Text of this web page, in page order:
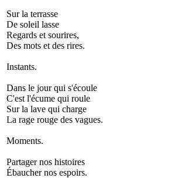
Sur la terrasse
De soleil lasse
Regards et sourires,
Des mots et des rires.
Instants.
Dans le jour qui s'écoule
C'est l'écume qui roule
Sur la lave qui charge
La rage rouge des vagues.
Moments.
Partager nos histoires
Ébaucher nos espoirs.